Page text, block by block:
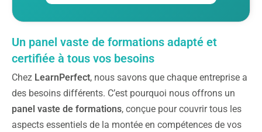
Un panel vaste de formations adapté et
certifiée à tous vos besoins
Chez LearnPerfect, nous savons que chaque entreprise a
des besoins différents. C’est pourquoi nous offrons un
panel vaste de formations, conçue pour couvrir tous les
aspects essentiels de la montée en compétences de vos